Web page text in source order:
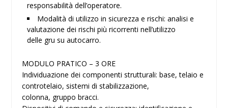
responsabilità dell’operatore.
Modalità di utilizzo in sicurezza e rischi: analisi e
valutazione dei rischi più ricorrenti nell’utilizzo
delle gru su autocarro.
MODULO PRATICO – 3 ORE
Individuazione dei componenti strutturali: base, telaio e
controtelaio, sistemi di stabilizzazione,
colonna, gruppo bracci.